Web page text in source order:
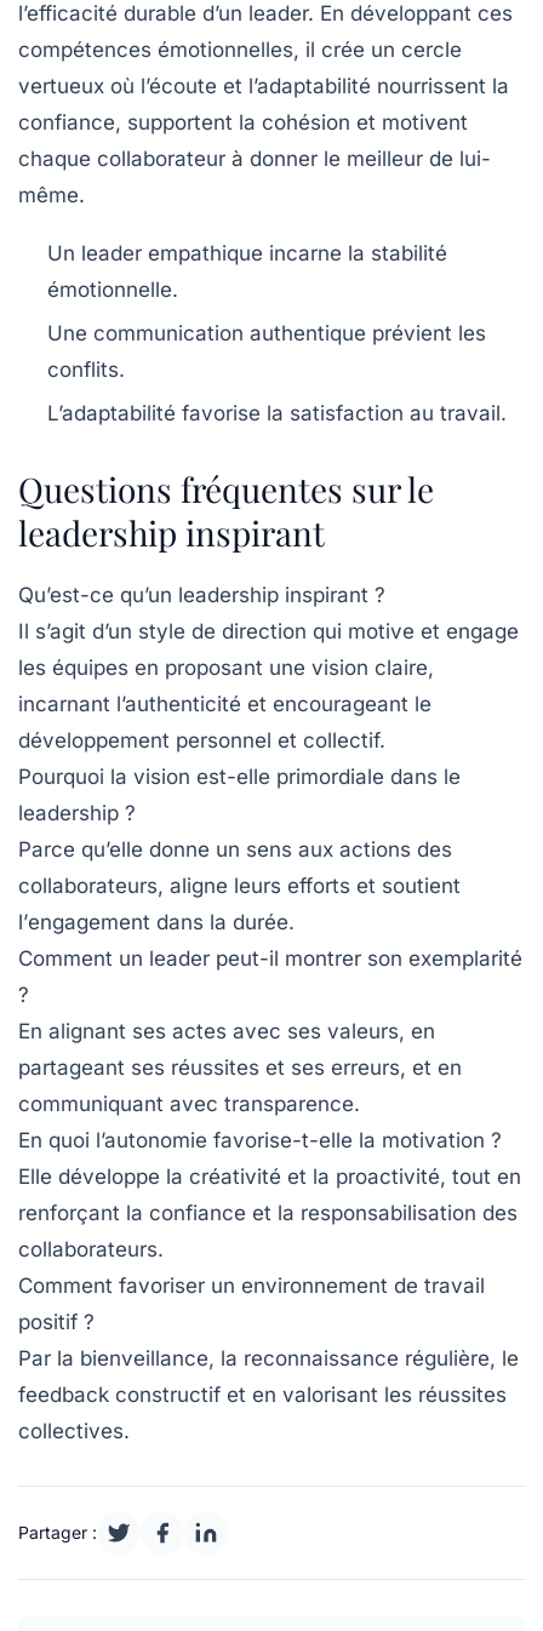
l’efficacité durable d’un leader. En développant ces
compétences émotionnelles, il crée un cercle
vertueux où l’écoute et l’adaptabilité nourrissent la
confiance, supportent la cohésion et motivent
chaque collaborateur à donner le meilleur de lui-
même.
Un leader empathique incarne la stabilité
émotionnelle.
Une communication authentique prévient les
conflits.
L’adaptabilité favorise la satisfaction au travail.
Questions fréquentes sur le
leadership inspirant
Qu’est-ce qu’un leadership inspirant ?
Il s’agit d’un style de direction qui motive et engage
les équipes en proposant une vision claire,
incarnant l’authenticité et encourageant le
développement personnel et collectif.
Pourquoi la vision est-elle primordiale dans le
leadership ?
Parce qu’elle donne un sens aux actions des
collaborateurs, aligne leurs efforts et soutient
l’engagement dans la durée.
Comment un leader peut-il montrer son exemplarité
?
En alignant ses actes avec ses valeurs, en
partageant ses réussites et ses erreurs, et en
communiquant avec transparence.
En quoi l’autonomie favorise-t-elle la motivation ?
Elle développe la créativité et la proactivité, tout en
renforçant la confiance et la responsabilisation des
collaborateurs.
Comment favoriser un environnement de travail
positif ?
Par la bienveillance, la reconnaissance régulière, le
feedback constructif et en valorisant les réussites
collectives.
Partager :